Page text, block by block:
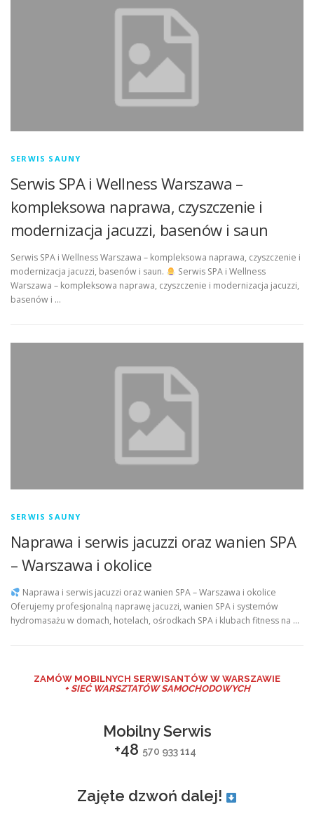
SERWIS SAUNY
Serwis SPA i Wellness Warszawa –
kompleksowa naprawa, czyszczenie i
modernizacja jacuzzi, basenów i saun
Serwis SPA i Wellness Warszawa – kompleksowa naprawa, czyszczenie i
modernizacja jacuzzi, basenów i saun.
Serwis SPA i Wellness
Warszawa – kompleksowa naprawa, czyszczenie i modernizacja jacuzzi,
basenów i …
SERWIS SAUNY
Naprawa i serwis jacuzzi oraz wanien SPA
– Warszawa i okolice
Naprawa i serwis jacuzzi oraz wanien SPA – Warszawa i okolice
Oferujemy profesjonalną naprawę jacuzzi, wanien SPA i systemów
hydromasażu w domach, hotelach, ośrodkach SPA i klubach fitness na …
ZAMÓW MOBILNYCH SERWISANTÓW W WARSZAWIE
+ SIEĆ WARSZTATÓW SAMOCHODOWYCH
Mobilny Serwis
+48 570 933 114
Zajęte dzwoń dalej!